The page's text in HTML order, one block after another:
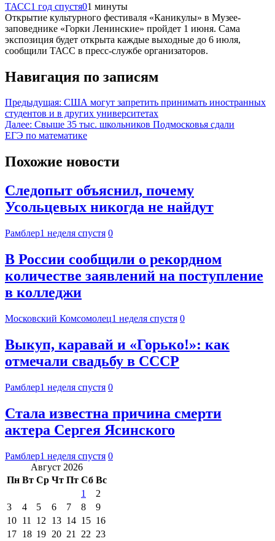
ТАСС1 год спустя01 минуты
Открытие культурного фестиваля «Каникулы» в Музее-
заповеднике «Горки Ленинские» пройдет 1 июня. Сама
экспозиция будет открыта каждые выходные до 6 июля,
сообщили ТАСС в пресс-службе организаторов.
Навигация по записям
Предыдущая: США могут запретить принимать иностранных
студентов и в других университетах
Далее: Свыше 35 тыс. школьников Подмосковья сдали
ЕГЭ по математике
Похожие новости
Следопыт объяснил, почему
Усольцевых никогда не найдут
Рамблер1 неделя спустя 0
В России сообщили о рекордном
количестве заявлений на поступление
в колледжи
Московский Комсомолец1 неделя спустя 0
Выкуп, каравай и «Горько!»: как
отмечали свадьбу в СССР
Рамблер1 неделя спустя 0
Стала известна причина смерти
актера Сергея Ясинского
Рамблер1 неделя спустя 0
Август 2026
Пн Вт Ср Чт Пт Сб Вс
1
2
3
4 5 6 7 8
9
10 11 12 13 14 15 16
17 18 19 20 21 22 23